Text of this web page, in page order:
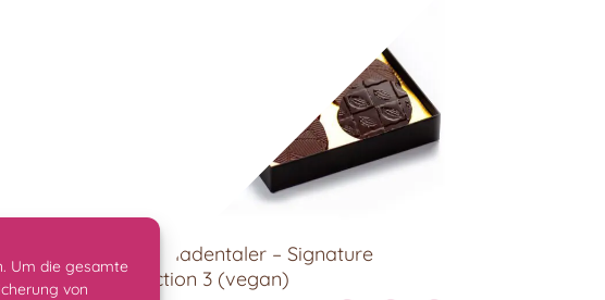
Um die gesamte
von
Schokoladentaler – Signature
Collection 3 (vegan)